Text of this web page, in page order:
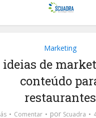
Marketing
ideias de
conteúdo
restaurantes
Comentar por Scuadra